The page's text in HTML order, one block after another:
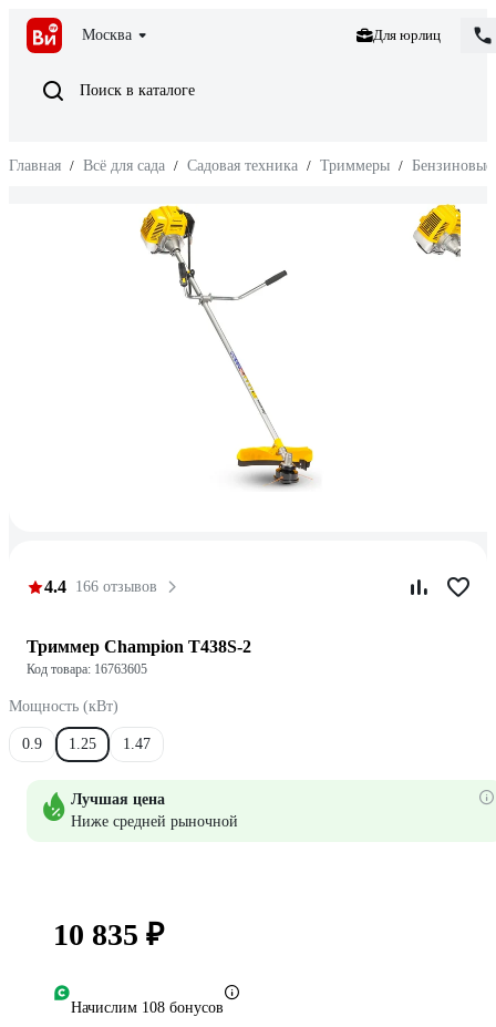
Москва Для юрлиц
Поиск в каталоге
Главная / Всё для сада / Садовая техника / Триммеры / Бензиновые
4.4 166 отзывов
Триммер Champion T438S-2
Код товара: 16763605
Мощность (кВт)
0.9 1.25 1.47
Лучшая цена
Ниже средней рыночной
10 835 ₽
Начислим 108 бонусов